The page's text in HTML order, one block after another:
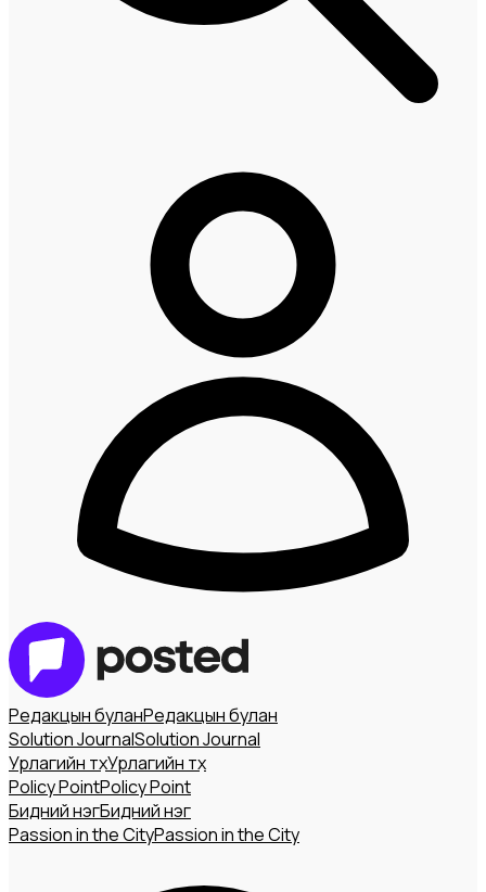
Редакцын буланРедакцын булан
Solution JournalSolution Journal
Урлагийн түүхУрлагийн түүх
Policy PointPolicy Point
Бидний нэгБидний нэг
Passion in the CityPassion in the City